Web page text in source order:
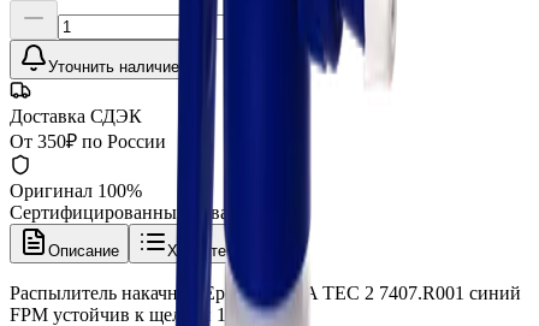
Уточнить наличие
Доставка СДЭК
От 350₽ по России
Оригинал 100%
Сертифицированный товар
Описание Характеристики
Распылитель накачной Epoca DELTA TEC 2 7407.R001 синий
FPM устойчив к щелочи 1,5л